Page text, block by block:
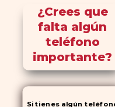
¿Crees que
falta algún
teléfono
importante?
Si tienes algún